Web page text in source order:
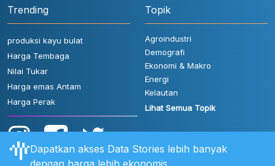
Trending
produksi kayu bulat
Harga Tembaga
Nilai Tukar
Harga emas Antam
Harga Perak
Topik
Agroindustri
Demografi
Ekonomi & Makro
Energi
Kelautan
Lihat Semua Topik
Dapatkan akses Data Stories lebih banyak
dengan harga lebih ekonomis.